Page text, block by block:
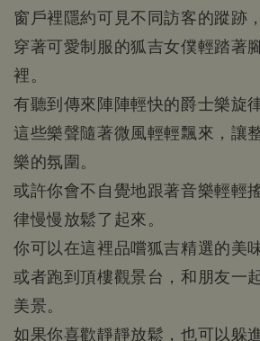
窗戶裡隱約可見不同訪客的蹤跡，
穿著可愛制服的狐吉女僕輕踏著
裡。
有聽到傳來陣陣輕快的爵士樂旋
這些樂聲隨著微風輕輕飄來，讓
樂的氛圍。
或許你會不自覺地跟著音樂輕輕
律慢慢放鬆了起來。
你可以在這裡品嚐狐吉精選的美
或者跑到頂樓觀景台，和朋友一
美景。
如果你喜歡靜靜放鬆，也可以躲